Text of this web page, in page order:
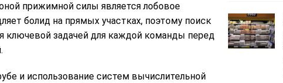
прижимной силы является лобовое
болид на прямых участках, поэтому поиск
ключевой задачей для каждой команды перед
и использование систем вычислительной